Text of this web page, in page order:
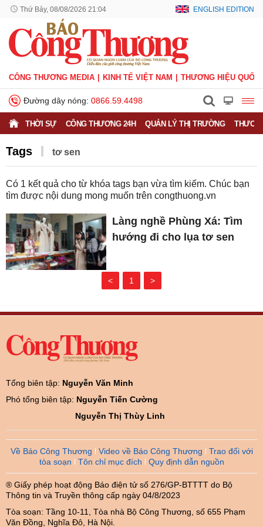
Thứ Bảy, 08/08/2026 21:04 ENGLISH EDITION
CÔNG THƯƠNG MEDIA KINH TẾ VIỆT NAM THƯƠNG HIỆU QUỐC
Đường dây nóng: 0866.59.4498
THỜI SỰ CÔNG THƯƠNG 24H QUẢN LÝ THỊ TRƯỜNG
Tags tơ sen
Có 1 kết quả cho từ khóa tags bạn vừa tìm kiếm. Chúc bạn
tìm được nội dung mong muốn trên congthuong.vn
Làng nghề Phùng Xá: Tìm
hướng đi cho lụa tơ sen
< 1 >
Tổng biên tập: Nguyễn Văn Minh
Phó tổng biên tập: Nguyễn Tiến Cường
Nguyễn Thị Thùy Linh
Về Báo Công Thương Video về Báo Công Thương
Trao đổi với
tòa soạn
Tôn chỉ mục đích Quy định dẫn nguồn
® Giấy phép hoạt động Báo điện tử số 276/GP-BTTTT do Bộ
Thông tin và Truyền thông cấp ngày 04/8/2023
Tòa soạn: Tầng 10-11, Tòa nhà Bộ Công Thương, số 655 Phạm
Văn Đồng, Nghĩa Đô, Hà Nội.